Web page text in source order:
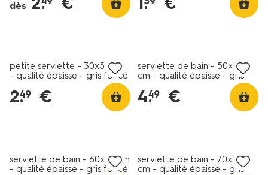
bain-
qualite-
epaisse-
gris-
dès
petite serviette - 30x55 cm
- qualité épaisse - gris foncé
2.
49 €
serviette de bain - 50x100
cm - qualité épaisse - gris
4.
49 €
serviette de bain - 60x110 cm
- qualité épaisse - gris foncé
serviette de bain - 70x140
cm - qualité épaisse - gris